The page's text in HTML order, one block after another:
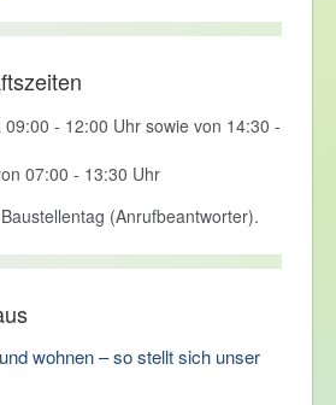
- 12:00 Uhr sowie von 14:30 -
07:00 - 13:30 Uhr
(Anrufbeantworter).
wohnen – so stellt sich unser